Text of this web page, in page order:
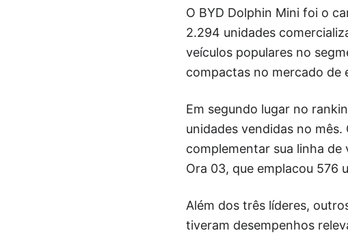
O BYD Dolphin Mini foi o
2.294 unidades
veículos populares no
compactas no mercado de
Em segundo lugar no
unidades vendidas no
complementar sua linha
Ora 03, que emplacou 576
Além dos três líderes,
tiveram desempenhos